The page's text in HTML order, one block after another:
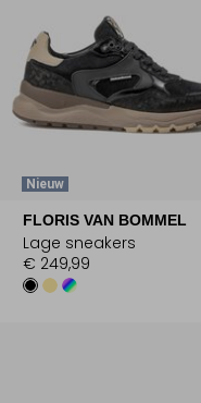
Nieuw
FLORIS VAN BOMMEL
Lage sneakers
€ 249,99